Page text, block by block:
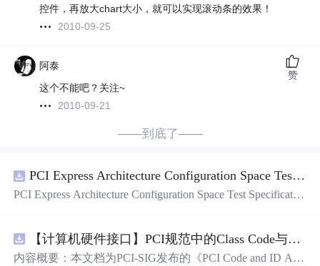
控件，再放大chart大小，就可以实现滚动条的效果！
2010-09-25
阿泰
这个不能吧？关注~
2010-09-21
赞
——到底了——
PCI Express Architecture Configuration Space Test Specification Revision 5.0, Version 1.0 (CB).pdf
PCI Express Architecture Configuration Space Test Specificatio
【计算机硬件接口】PCI规范中的Class Code与Capability ID分配：设备功能分类及扩展能力标识系统设计
内容概要：本文档为PCI-SIG发布的《PCI Code and ID Assi